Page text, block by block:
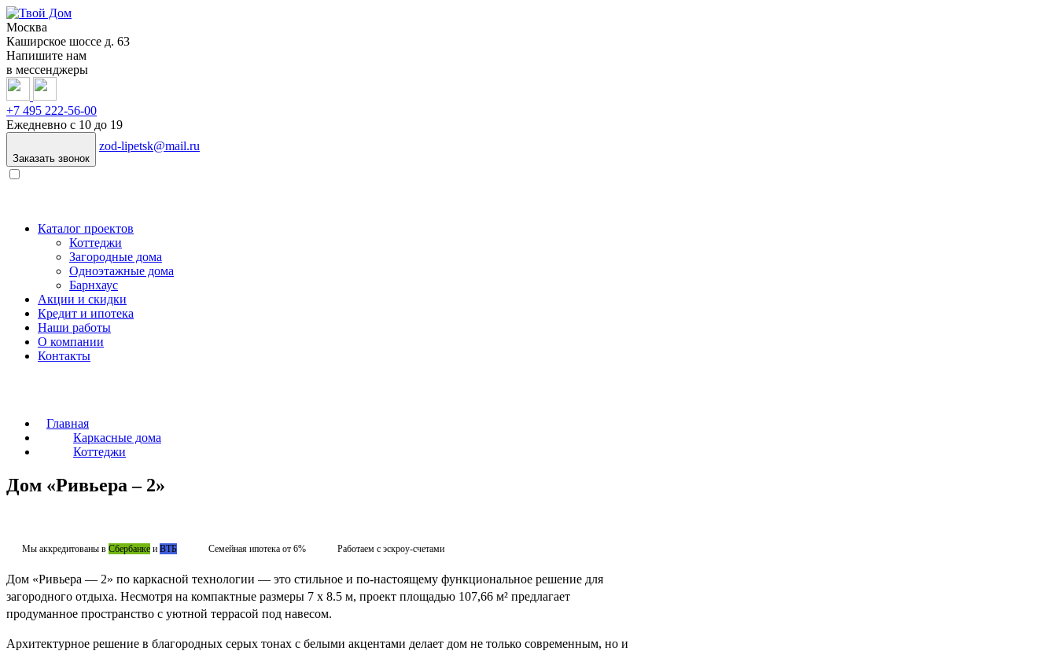
Москва
Каширское шоссе д. 63
Напишите нам
в мессенджеры
+7 495 222-56-00
Ежедневно с 10 до 19
Заказать звонок
zod-lipetsk@mail.ru
Каталог проектов
Коттеджи
Загородные дома
Одноэтажные дома
Барнхаус
Акции и скидки
Кредит и ипотека
Наши работы
О компании
Контакты
Главная
Каркасные дома
Коттеджи
Дом «Ривьера – 2»
Мы аккредитованы в Сбербанке и ВТБ Семейная ипотека от 6% Работаем с эскроу-счетами
Дом «Ривьера — 2» по каркасной технологии — это стильное и по-настоящему функциональное решение для
загородного отдыха. Несмотря на компактные размеры 7 x 8.5 м, проект площадью 107,66 м² предлагает
продуманное пространство с уютной террасой под навесом.
Архитектурное решение в благородных серых тонах с белыми акцентами делает дом не только современным, но и